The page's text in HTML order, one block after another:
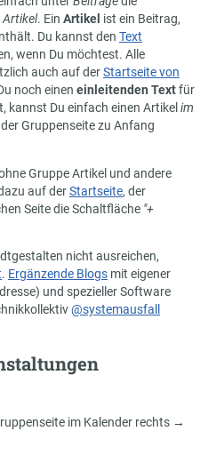
Artikel. Ein Artikel ist ein Beitrag,
Du kannst den Text
wenn Du möchtest. Alle
auch auf derStartseite von
noch einen einleitenden Textfür
kannst Du einfach einen Artikel im
Gruppenseite zu Anfang
Gruppe Artikel und andere
auf derStartseite, der
Seite die Schaltfläche "+
nicht ausreichen,
. Ergänzende Blogs mit eigener
und spezieller Software
@systemausfall
im Kalender rechts →